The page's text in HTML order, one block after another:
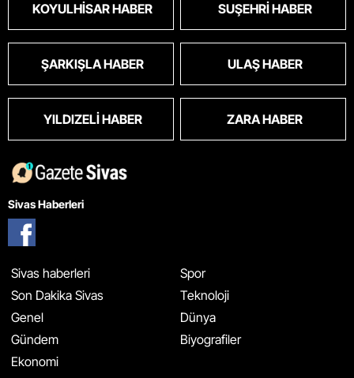
KOYULHISAR HABER SUŞEHRI HABER
ŞARKIŞLA HABER ULAŞ HABER
YILDIZELI HABER ZARA HABER
Sivas Haberleri
Sivas haberleri
Son Dakika Sivas
Genel
Gündem
Ekonomi
Spor
Teknoloji
Dünya
Biyografiler